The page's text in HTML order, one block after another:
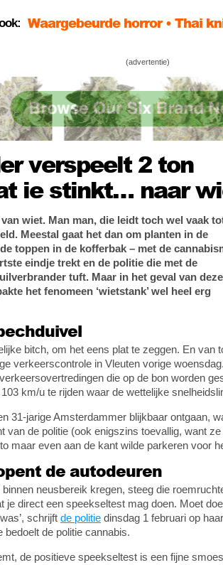
Waargebeurde horror • Thai
blowen!
De NFL sponsort cannabis
(advertentie)
verspeelt 2 ton
ie stinkt… naar
wiet. Man man, die leidt toch wel vaak
Meestal gaat het dan om planten in de
toppen in de kofferbak – met de
eindje trekt en de politie die met de
tuft. Maar in het geval van
het fenomeen ‘wietstank’ wel heel erg
bitch, om het eens plat te zeggen. En van
verkeerscontrole in Vleuten vorige
die op de bon worden
km/u te rijden waar de wettelijke
31-jarige Amsterdammer blijkbaar ontgaan,
van de politie (ook enigszins toevallig, want
maar even aan de kant wilde parkeren voor
de autodeuren
neusbereik kregen, steeg die
je direct een speekseltest mag doen. Moet
schrijft de politie dinsdag 1 februari op
de politie cannabis.
de positieve speekseltest is een fijne